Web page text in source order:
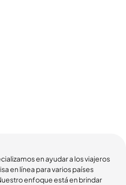
en ayudar a los viajeros
en línea para varios países
enfoque está en brindar